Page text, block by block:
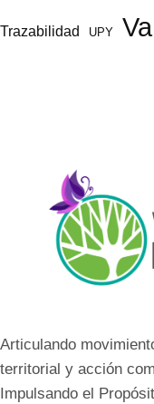
Trazabilidad UPY
Articulando
territorial y acción
Impulsando el